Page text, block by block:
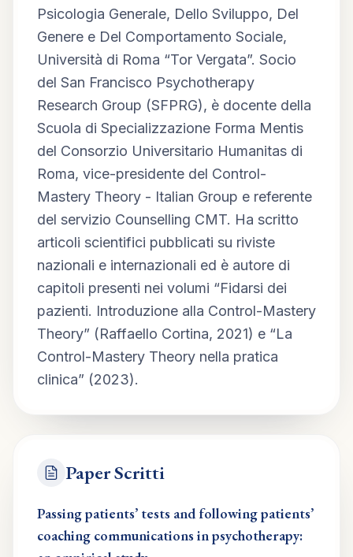
Psicologia Generale, Dello Sviluppo, Del
Genere e Del Comportamento Sociale,
Università di Roma “Tor Vergata”. Socio
del San Francisco Psychotherapy
Research Group (SFPRG), è docente della
Scuola di Specializzazione Forma Mentis
del Consorzio Universitario Humanitas di
Roma, vice-presidente del Control-
Mastery Theory - Italian Group e referente
del servizio Counselling CMT. Ha scritto
articoli scientifici pubblicati su riviste
nazionali e internazionali ed è autore di
capitoli presenti nei volumi “Fidarsi dei
pazienti. Introduzione alla Control-Mastery
Theory” (Raffaello Cortina, 2021) e “La
Control-Mastery Theory nella pratica
clinica” (2023).
Paper Scritti
Passing patients’ tests and following patients’
coaching communications in psychotherapy: